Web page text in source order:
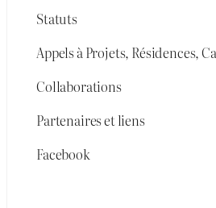
Statuts
Appels à Projets, Résidences,
Collaborations
Partenaires et liens
Facebook